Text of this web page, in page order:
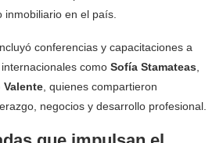
en el país.
conferencias y capacitaciones a
como Sofía Stamateas
, quienes compartieron
negocios y desarrollo profesional.